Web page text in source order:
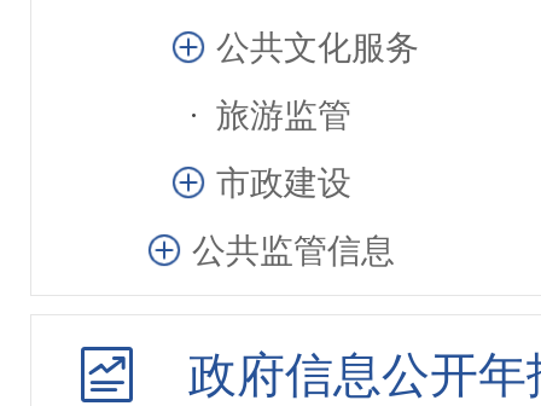
公共文化服务
旅游监管
市政建设
公共监管信息
行政处罚和强制
行政许可
政府信息公开年